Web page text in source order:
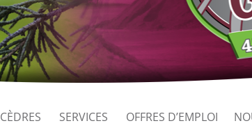
CÈDRES SERVICES OFFRES D’EMPLOI